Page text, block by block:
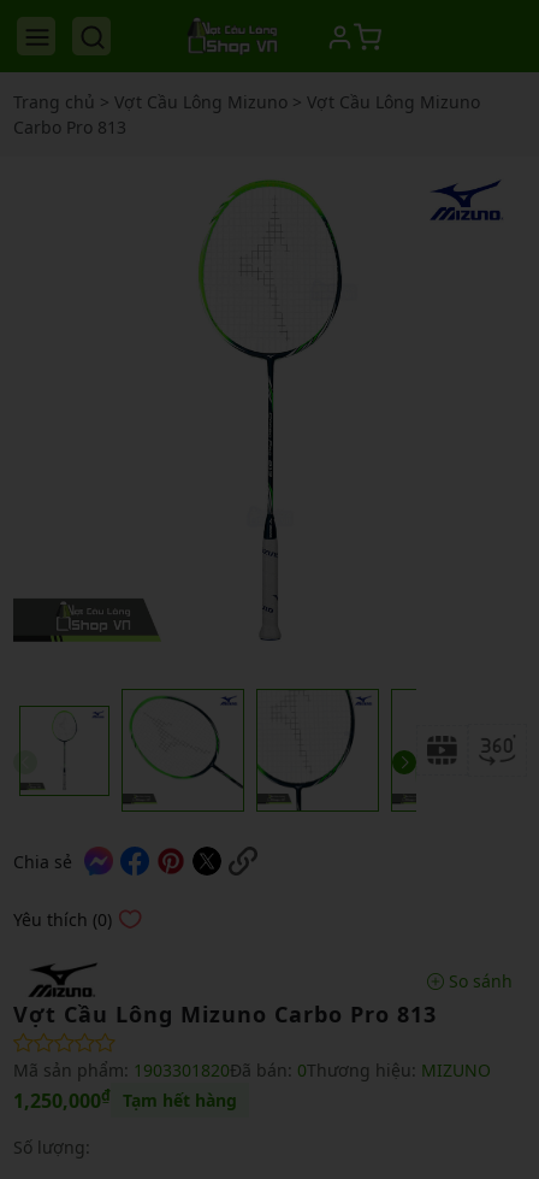
Trang chủ > Vợt Cầu Lông Mizuno > Vợt Cầu Lông Mizuno
Carbo Pro 813
Chia sẻ
Yêu thích (0)
So sánh
Vợt Cầu Lông Mizuno Carbo Pro 813
Mã sản phẩm: 1903301820Đã bán: 0Thương hiệu: MIZUNO
1,250,000₫ Tạm hết hàng
Số lượng: